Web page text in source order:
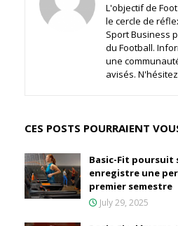
L'objectif de
le cercle de
Sport Business
du Football.
une
avisés.
CES POSTS POURRAIENT
Basic-Fit poursuit
enregistre une
premier semestre
July 29, 2025